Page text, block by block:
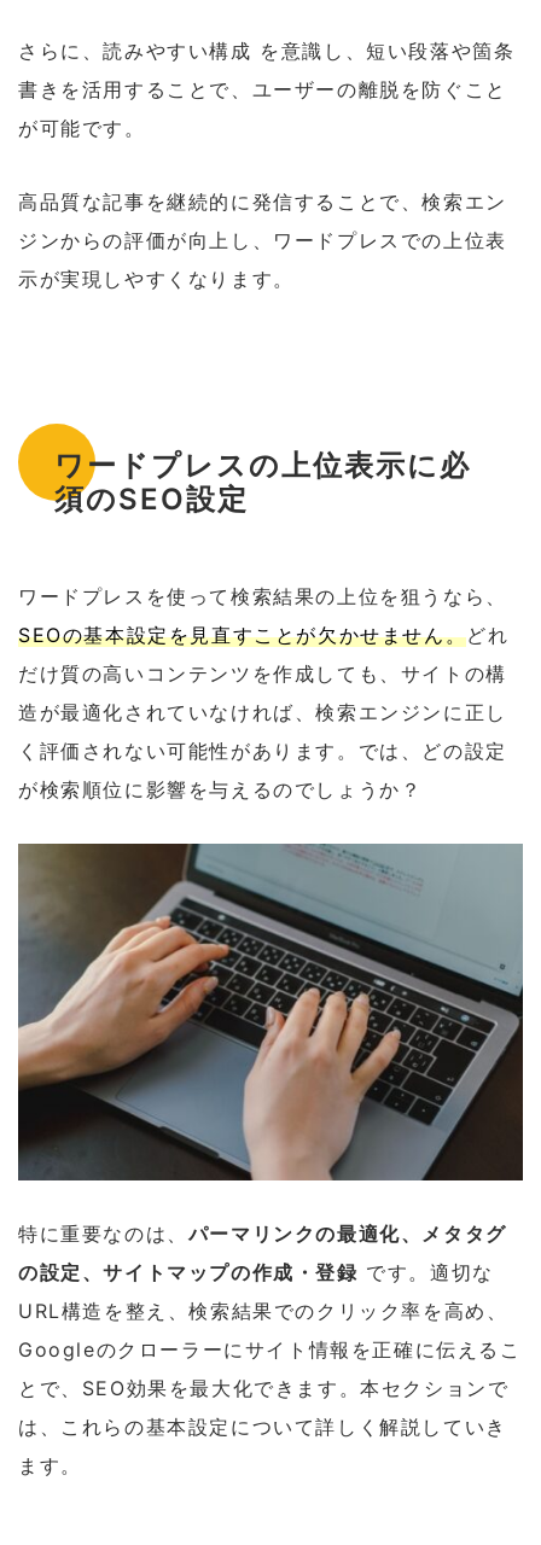
さらに、読みやすい構成 を意識し、短い段落や箇条
書きを活用することで、ユーザーの離脱を防ぐこと
が可能です。
高品質な記事を継続的に発信することで、検索エン
ジンからの評価が向上し、ワードプレスでの上位表
示が実現しやすくなります。
ワードプレスの上位表示に必
須のSEO設定
ワードプレスを使って検索結果の上位を狙うなら、
SEOの基本設定を見直すことが欠かせません。どれ
だけ質の高いコンテンツを作成しても、サイトの構
造が最適化されていなければ、検索エンジンに正し
く評価されない可能性があります。では、どの設定
が検索順位に影響を与えるのでしょうか？
特に重要なのは、パーマリンクの最適化、メタタグ
の設定、サイトマップの作成・登録 です。適切な
URL構造を整え、検索結果でのクリック率を高め、
Googleのクローラーにサイト情報を正確に伝えるこ
とで、SEO効果を最大化できます。本セクションで
は、これらの基本設定について詳しく解説していき
ます。